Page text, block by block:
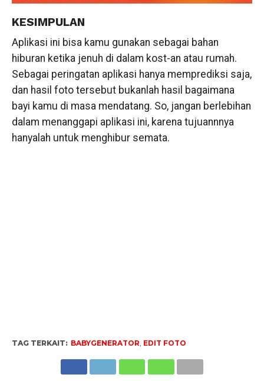
KESIMPULAN
Aplikasi ini bisa kamu gunakan sebagai bahan
hiburan ketika jenuh di dalam kost-an atau rumah.
Sebagai peringatan aplikasi hanya memprediksi saja,
dan hasil foto tersebut bukanlah hasil bagaimana
bayi kamu di masa mendatang. So, jangan berlebihan
dalam menanggapi aplikasi ini, karena tujuannnya
hanyalah untuk menghibur semata.
TAG TERKAIT: BABYGENERATOR, EDIT FOTO